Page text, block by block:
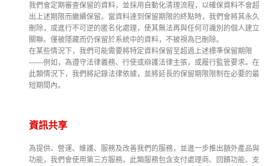
我們會定期審查保留的資料，並採用自動化清理流程，以確保資料不會超
出上述期限而繼續保留。當資料達到保留期限的終點時，我們會將其永久
刪除，或進行不可逆的匿名化處理，使其無法再與任何可識別的個人建立
關聯。僅被隱藏而仍保留於系統中的資料，不被視為已刪除。
在某些情況下，我們可能需要將特定資料保留至超過上述標準保留期限
——例如，為遵守法律義務、行使或辯護法律主張，或履行監管要求。在
此類情況下，我們將記錄法律依據，並將延長的保留期限限制在必要的最
短期間內。
資訊共享
為提供、營運、維護、服務及改善我們的服務，並進一步推出額外產品與
功能，我們會使用第三方服務。此類服務包含支付處理商、回饋功能、支